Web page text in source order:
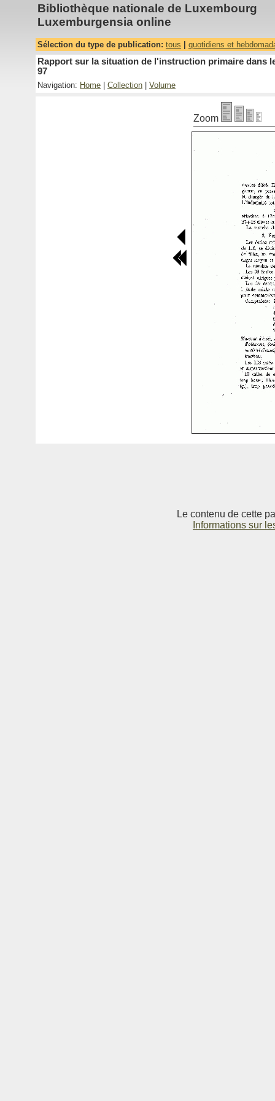
Bibliothèque nationale de Luxembourg
Luxemburgensia online
Sélection du type de publication: tous quotidiens et
Rapport sur la situation de l'instruction primaire dans
97
Navigation: Home Collection Volume
Zoom
Le contenu de cette
Informations sur